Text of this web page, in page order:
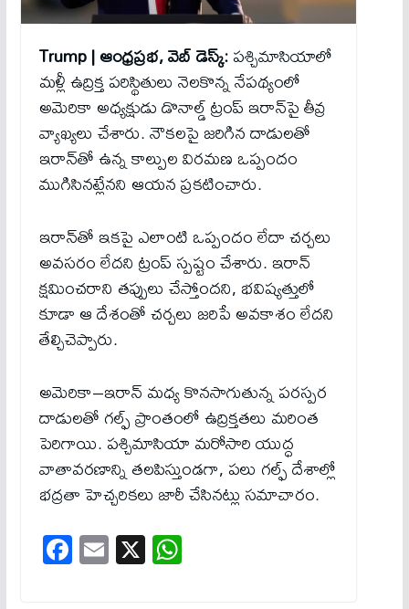
Trump | ఆంధ్రప్రభ, వెబ్ డెస్క్:పశ్చిమాసియాలో
మళ్లీ ఉద్రిక్త పరిస్థితులు నెలకొన్న నేపథ్యంలో
అమెరికా అధ్యక్షుడు డొనాల్డ్ ట్రంప్ ఇరాన్‌పై తీవ్ర
వ్యాఖ్యలు చేశారు. నౌకలపై జరిగిన దాడులతో
ఇరాన్‌తో ఉన్న కాల్పుల విరమణ ఒప్పందం
ముగిసినట్లేనని ఆయన ప్రకటించారు.
ఇరాన్‌తో ఇకపై ఎలాంటి ఒప్పందం లేదా చర్చలు
అవసరం లేదని ట్రంప్ స్పష్టం చేశారు. ఇరాన్
క్షమించరాని తప్పులు చేస్తోందని, భవిష్యత్తులో
కూడా ఆ దేశంతో చర్చలు జరిపే అవకాశం లేదని
తేల్చిచెప్పారు.
అమెరికా–ఇరాన్ మధ్య కొనసాగుతున్న పరస్పర
దాడులతో గల్ఫ్ ప్రాంతంలో ఉద్రిక్తతలు మరింత
పెరిగాయి. పశ్చిమాసియా మరోసారి యుద్ధ
వాతావరణాన్ని తలపిస్తుండగా, పలు గల్ఫ్ దేశాల్లో
భద్రతా హెచ్చరికలు జారీ చేసినట్లు సమాచారం.
Fa
ce
E
m
X W
ha